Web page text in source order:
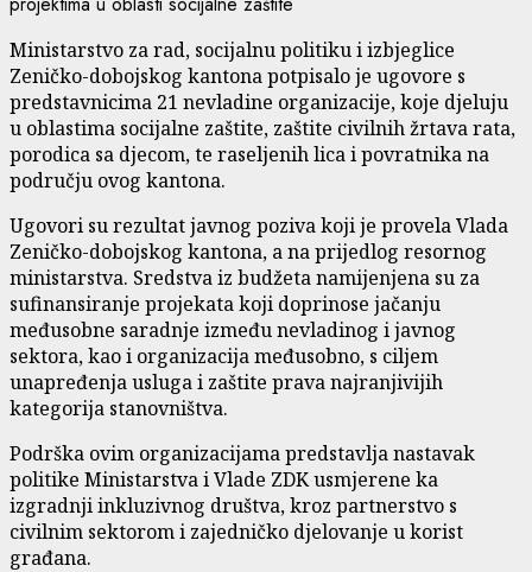
Ministarstvo za rad, socijalnu politiku i izbjeglice
Zeničko-dobojskog kantona potpisalo je ugovore s
predstavnicima 21 nevladine organizacije, koje djeluju
u oblastima socijalne zaštite, zaštite civilnih žrtava rata,
porodica sa djecom, te raseljenih lica i povratnika na
području ovog kantona.
Ugovori su rezultat javnog poziva koji je provela Vlada
Zeničko-dobojskog kantona, a na prijedlog resornog
ministarstva. Sredstva iz budžeta namijenjena su za
sufinansiranje projekata koji doprinose jačanju
međusobne saradnje između nevladinog i javnog
sektora, kao i organizacija međusobno, s ciljem
unapređenja usluga i zaštite prava najranjivijih
kategorija stanovništva.
Podrška ovim organizacijama predstavlja nastavak
politike Ministarstva i Vlade ZDK usmjerene ka
izgradnji inkluzivnog društva, kroz partnerstvo s
civilnim sektorom i zajedničko djelovanje u korist
građana.